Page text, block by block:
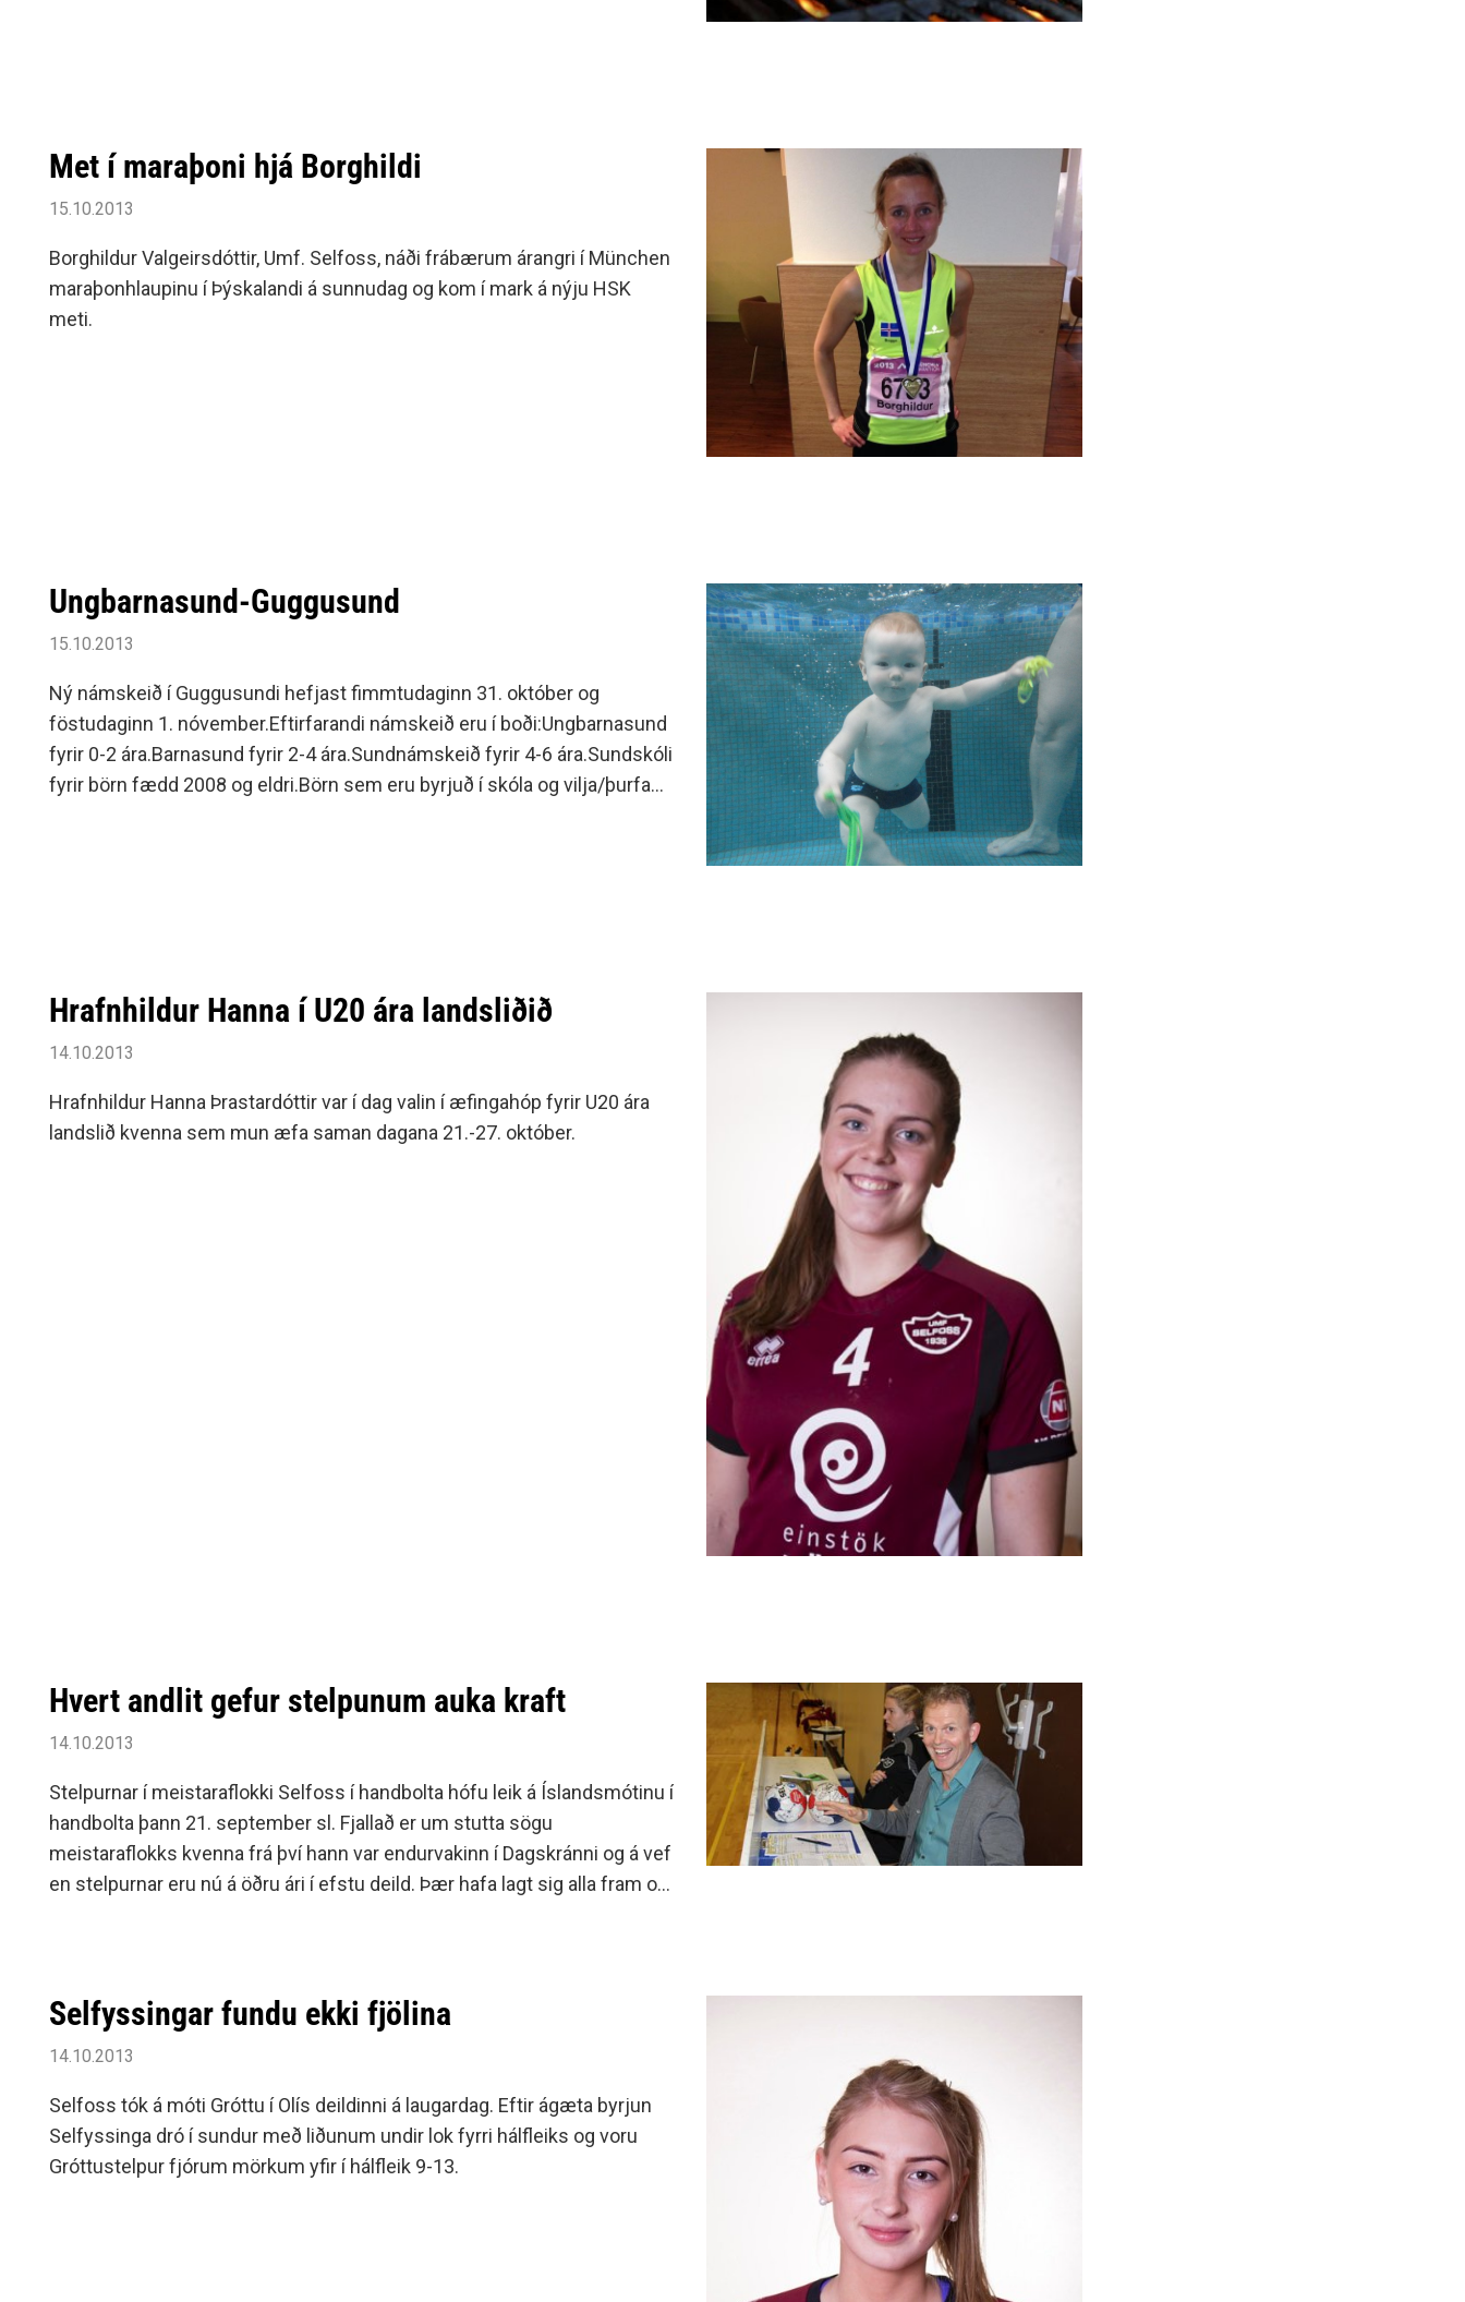
Met í maraþoni hjá Borghildi
15.10.2013
Borghildur Valgeirsdóttir, Umf. Selfoss, náði frábærum árangri í München
maraþonhlaupinu í Þýskalandi á sunnudag og kom í mark á nýju HSK
meti.
Ungbarnasund-Guggusund
15.10.2013
Ný námskeið í Guggusundi hefjast fimmtudaginn 31. október og
föstudaginn 1. nóvember.Eftirfarandi námskeið eru í boði:Ungbarnasund
fyrir 0-2 ára.Barnasund fyrir 2-4 ára.Sundnámskeið fyrir 4-6 ára.Sundskóli
fyrir börn fædd 2008 og eldri.Börn sem eru byrjuð í skóla og vilja/þurfa
Hrafnhildur Hanna í U20 ára landsliðið
14.10.2013
Hrafnhildur Hanna Þrastardóttir var í dag valin í æfingahóp fyrir U20 ára
landslið kvenna sem mun æfa saman dagana 21.-27. október.
Hvert andlit gefur stelpunum auka kraft
14.10.2013
Stelpurnar í meistaraflokki Selfoss í handbolta hófu leik á Íslandsmótinu í
handbolta þann 21. september sl. Fjallað er um stutta sögu
meistaraflokks kvenna frá því hann var endurvakinn í Dagskránni og á vef
en stelpurnar eru nú á öðru ári í efstu deild. Þær hafa lagt sig alla fram og
Selfyssingar fundu ekki fjölina
14.10.2013
Selfoss tók á móti Gróttu í Olís deildinni á laugardag. Eftir ágæta byrjun
Selfyssinga dró í sundur með liðunum undir lok fyrri hálfleiks og voru
Gróttustelpur fjórum mörkum yfir í hálfleik 9-13.